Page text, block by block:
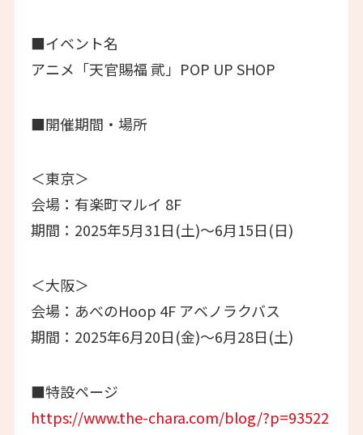
■イベント名
アニメ「天官賜福 貮」POP UP SHOP
■開催期間・場所
＜東京＞
会場：有楽町マルイ 8F
期間：2025年5月31日(土)～6月15日(日)
＜大阪＞
会場：あべのHoop 4F アベノラクバス
期間：2025年6月20日(金)～6月28日(土)
■特設ページ
https://www.the-chara.com/blog/?p=93522